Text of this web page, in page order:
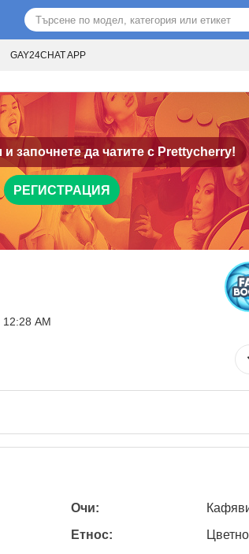
GAY24CHAT APP
започнете да чатите с Prettycherry!
РЕГИСТРАЦИЯ
AM
Очи:
Етнос: